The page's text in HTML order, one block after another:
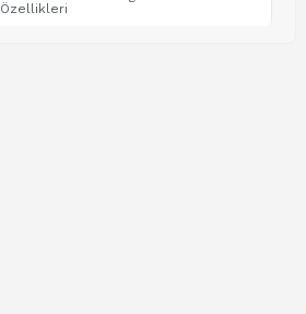
Özellikleri